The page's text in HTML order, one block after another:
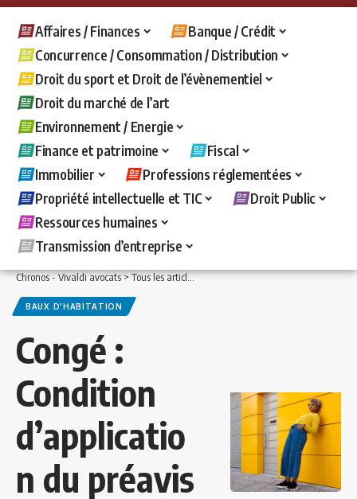
Affaires / Finances
Banque / Crédit
Concurrence / Consommation / Distribution
Droit du sport et Droit de l’évènementiel
Droit du marché de l’art
Environnement / Energie
Finance et patrimoine
Fiscal
Immobilier
Professions réglementées
Propriété intellectuelle et TIC
Droit Public
Ressources humaines
Transmission d’entreprise
Chronos - Vivaldi avocats>Tous les articles >Immobilier>Baux d'habitation>
BAUX D'HABITATION
Congé :
Condition
d’applicatio
n du préavis